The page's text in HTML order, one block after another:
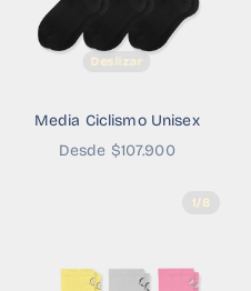
Deslizar
Media Ciclismo Unisex
Precio de oferta
Desde $107.900
1/8